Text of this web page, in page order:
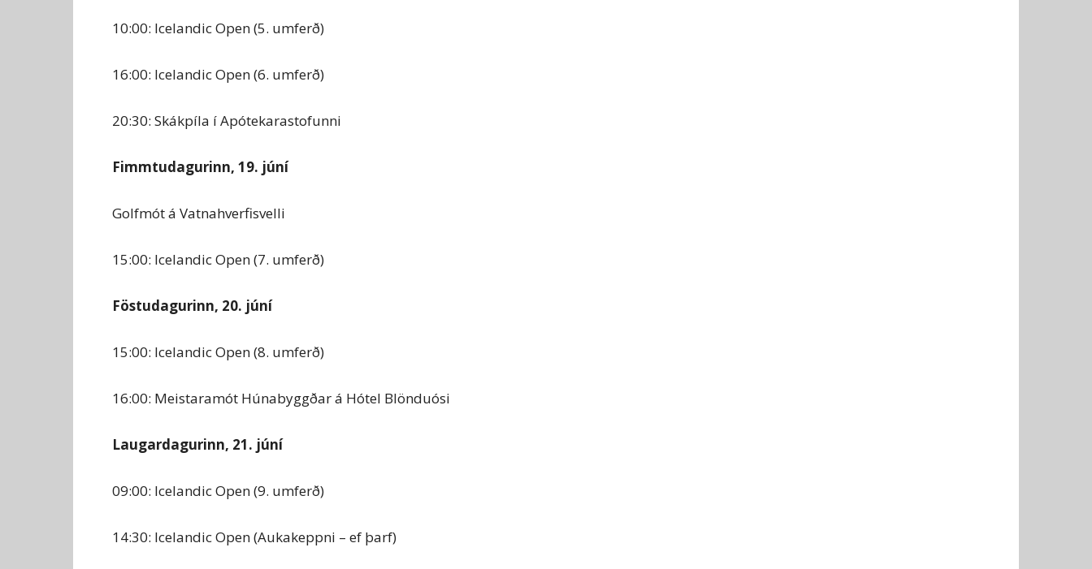
10:00: Icelandic Open (5. umferð)
16:00: Icelandic Open (6. umferð)
20:30: Skákpíla í Apótekarastofunni
Fimmtudagurinn, 19. júní
Golfmót á Vatnahverfisvelli
15:00: Icelandic Open (7. umferð)
Föstudagurinn, 20. júní
15:00: Icelandic Open (8. umferð)
16:00: Meistaramót Húnabyggðar á Hótel Blönduósi
Laugardagurinn, 21. júní
09:00: Icelandic Open (9. umferð)
14:30: Icelandic Open (Aukakeppni – ef þarf)